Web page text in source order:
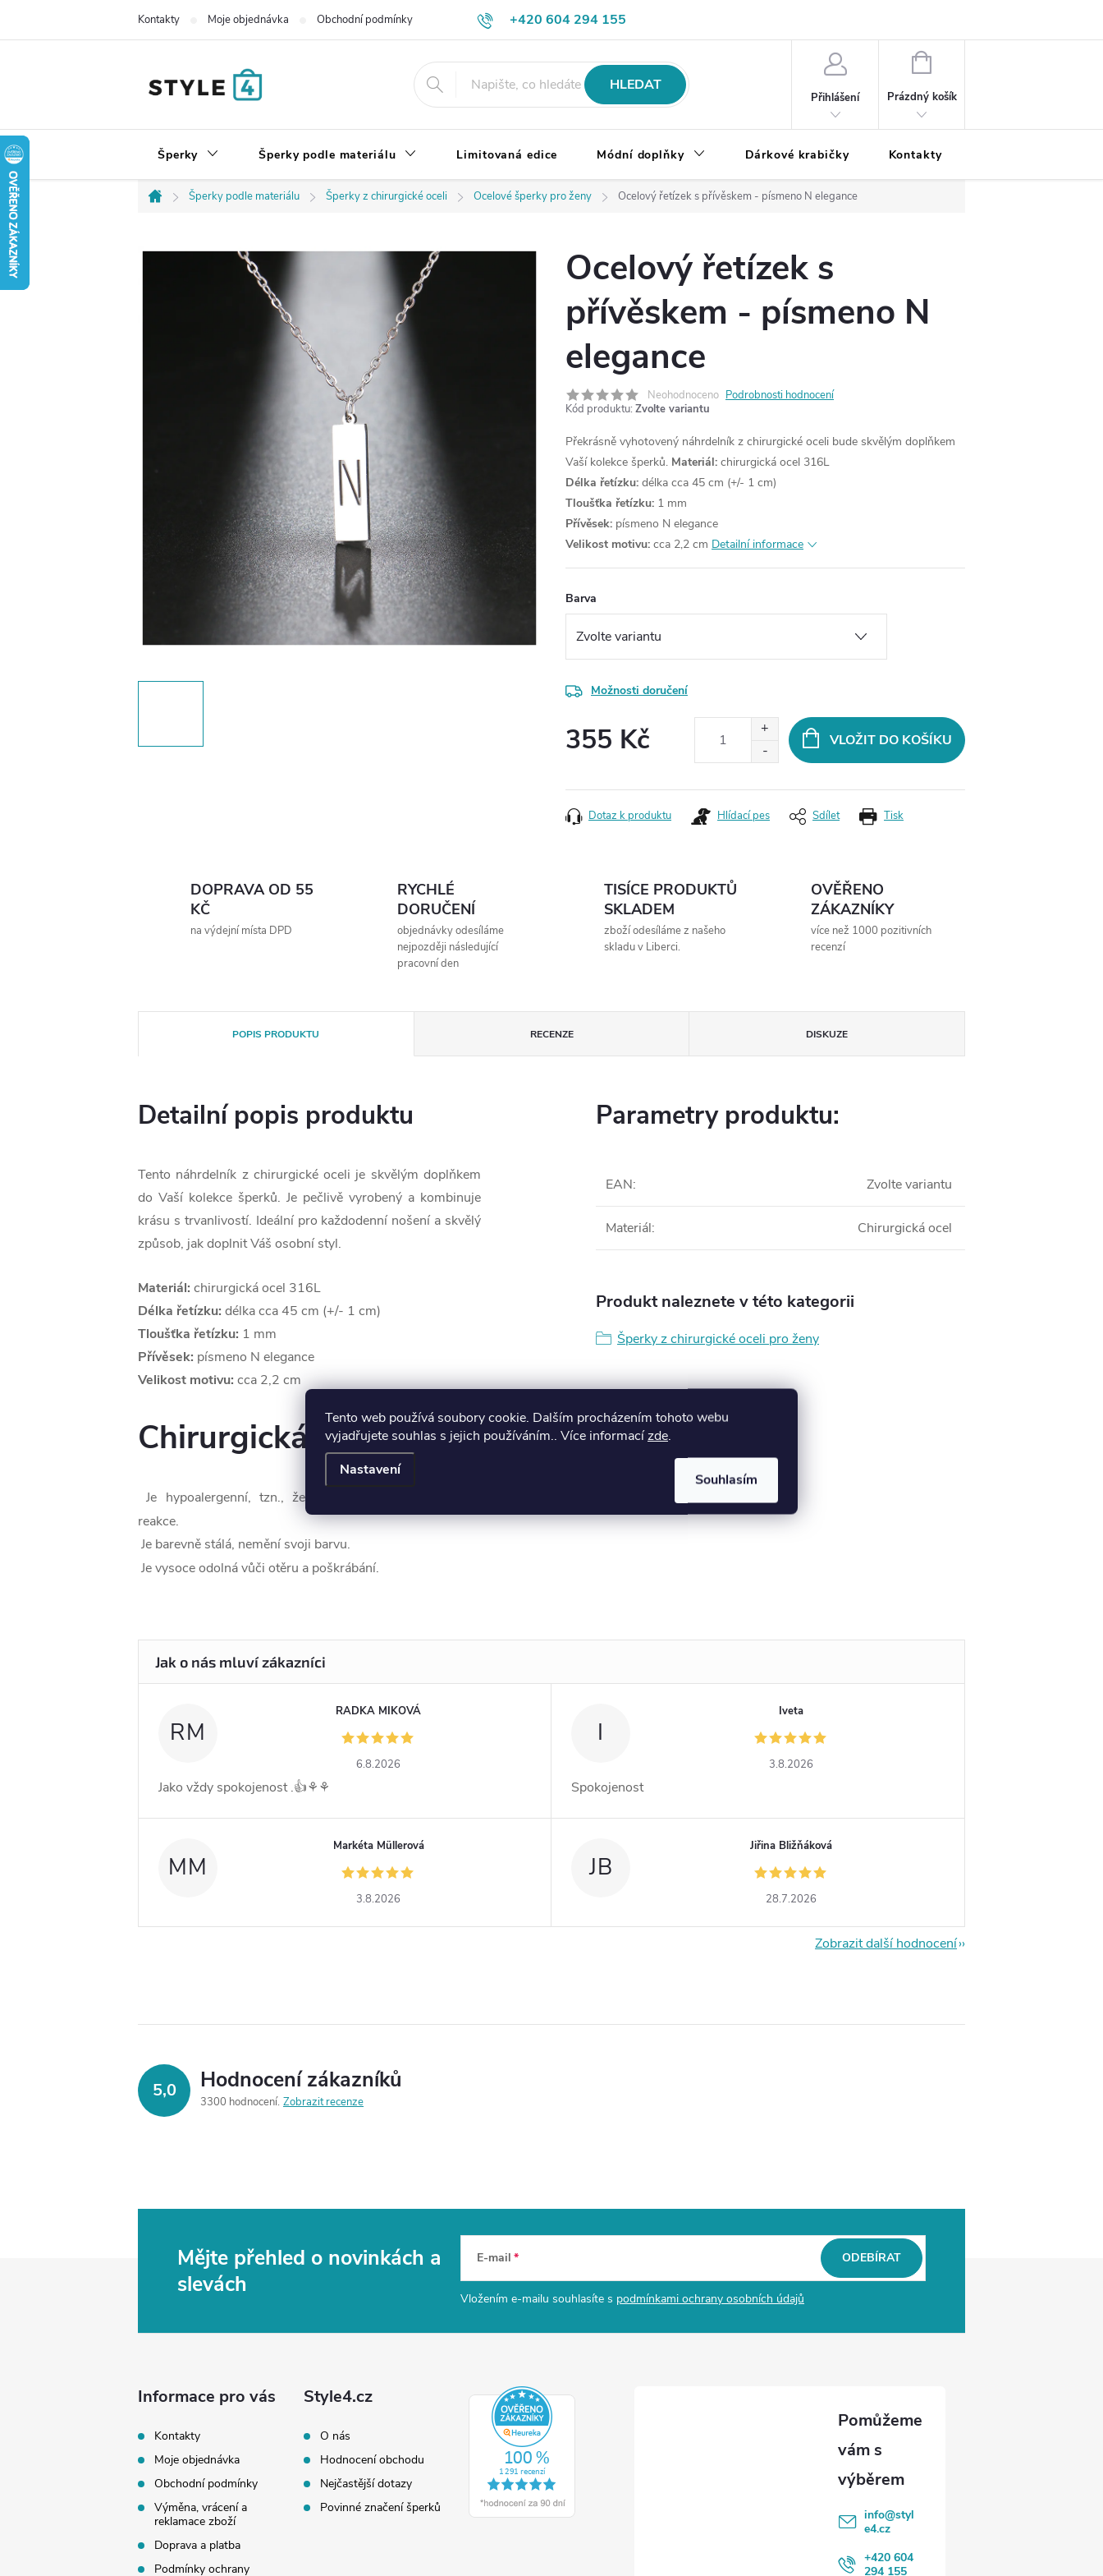
Tento web používá soubory cookie. Dalším procházením tohoto webu
vyjadřujete souhlas s jejich používáním.. Více informacízde.
Nastavení
Souhlasím
+420 604 294 155
Kontakty Moje objednávka Obchodní podmínky Výměna, vrácení a reklamace zboží
HLEDAT
Přihlášení
NÁKUPNÍ
Prázdný košík
Šperky Šperky podle materiálu Limitovaná edice Módní doplňky Dárkové krabičky Kontakty
Domů
Šperky podle materiálu Šperky z chirurgické oceli Ocelové šperky pro ženy Ocelový řetízek s přívěskem - písmeno N elegance
Ocelový řetízek s
přívěskem - písmeno N
elegance
Neohodnoceno Podrobnosti hodnocení
Kód produktu: Zvolte variantu
Překrásně vyhotovený náhrdelník z chirurgické oceli bude skvělým doplňkem
Vaší kolekce šperků. Materiál: chirurgická ocel 316L
Délka řetízku: délka cca 45 cm (+/- 1 cm)
Tloušťka řetízku: 1 mm
Přívěsek: písmeno N elegance
Velikost motivu: cca 2,2 cm Detailní informace
Barva
Možnosti doručení
355 Kč VLOŽIT DO KOŠÍKU
Tisk
Dotaz k produktu Hlídací pes Sdílet
DOPRAVA OD 55
KČ
na výdejní místa DPD
RYCHLÉ
DORUČENÍ
objednávky odesíláme
nejpozději následující
pracovní den
TISÍCE PRODUKTŮ
SKLADEM
zboží odesíláme z našeho
skladu v Liberci.
OVĚŘENO
ZÁKAZNÍKY
více než 1000 pozitivních
recenzí
POPIS PRODUKTU RECENZE DISKUZE
Detailní popis produktu
Tento náhrdelník z chirurgické oceli je skvělým doplňkem
do Vaší kolekce šperků. Je pečlivě vyrobený a kombinuje
krásu s trvanlivostí. Ideální pro každodenní nošení a skvělý
způsob, jak doplnit Váš osobní styl.
Materiál: chirurgická ocel 316L
Délka řetízku: délka cca 45 cm (+/- 1 cm)
Tloušťka řetízku: 1 mm
Přívěsek: písmeno N elegance
Velikost motivu: cca 2,2 cm
Chirurgická ocel
Je hypoalergenní, tzn., že nevyvolává žádné alergické
reakce.
Je barevně stálá, nemění svoji barvu.
Je vysoce odolná vůči otěru a poškrábání.
Parametry produktu:
EAN: Zvolte variantu
Materiál: Chirurgická ocel
Produkt naleznete v této kategorii
Šperky z chirurgické oceli pro ženy
RM
RADKA MIKOVÁ
6.8.2026
Jako vždy spokojenost .👍⚘️⚘️
I
Iveta
3.8.2026
Spokojenost
MM
Markéta Müllerová
3.8.2026
JB
Jiřina Bližňáková
28.7.2026
Zobrazit další hodnocení
5,0 Hodnocení zákazníků
3300 hodnocení Zobrazit recenze
Mějte přehled o novinkách a
slevách
E-mail
Vložením e-mailu souhlasíte s podmínkami ochrany osobních údajů
ODEBÍRAT
Informace pro vás
Kontakty
Moje objednávka
Obchodní podmínky
Výměna, vrácení a
reklamace zboží
Doprava a platba
Podmínky ochrany
Style4.cz
O nás
Hodnocení obchodu
Nejčastější dotazy
Povinné značení šperků
info@styl
e4.cz
+420 604
294 155